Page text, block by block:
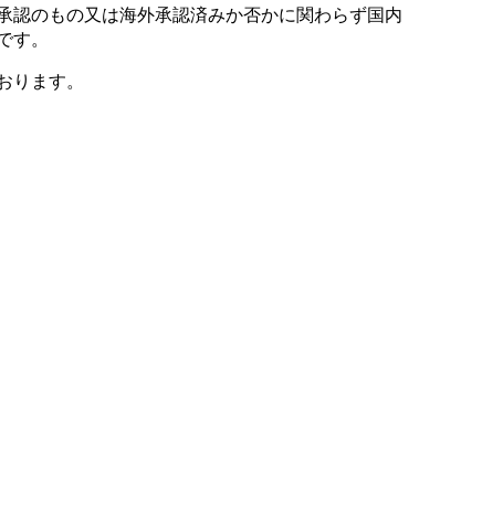
のもの又は海外承認済みか否かに関わらず国内
。
ます。